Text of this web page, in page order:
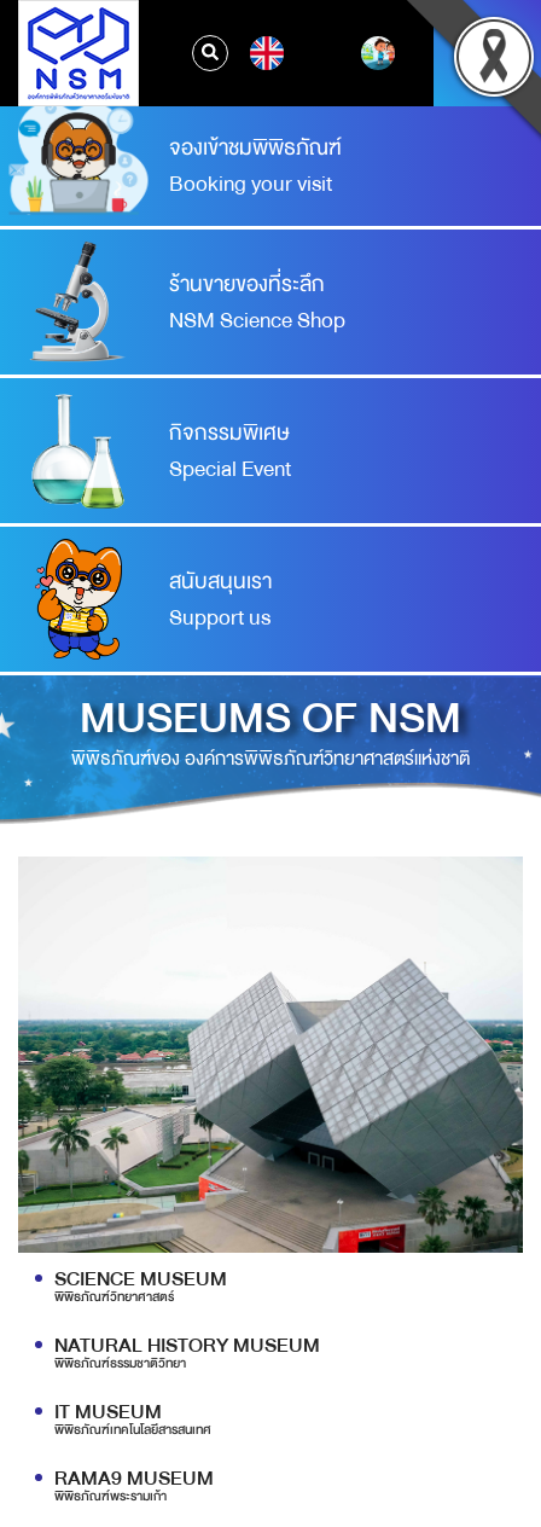
จองเข้าชมพิพิธภัณฑ์
Booking your visit
ร้านขายของที่ระลึก
NSM Science Shop
กิจกรรมพิเศษ
Special Event
สนับสนุนเรา
Support us
MUSEUMS OF NSM
พิพิธภัณฑ์ของ องค์การพิพิธภัณฑ์วิทยาศาสตร์แห่งชาติ
SCIENCE MUSEUM
พิพิธภัณฑ์วิทยาศาสตร์
NATURAL HISTORY MUSEUM
พิพิธภัณฑ์ธรรมชาติวิทยา
IT MUSEUM
พิพิธภัณฑ์เทคโนโลยีสารสนเทศ
RAMA9 MUSEUM
พิพิธภัณฑ์พระรามเก้า